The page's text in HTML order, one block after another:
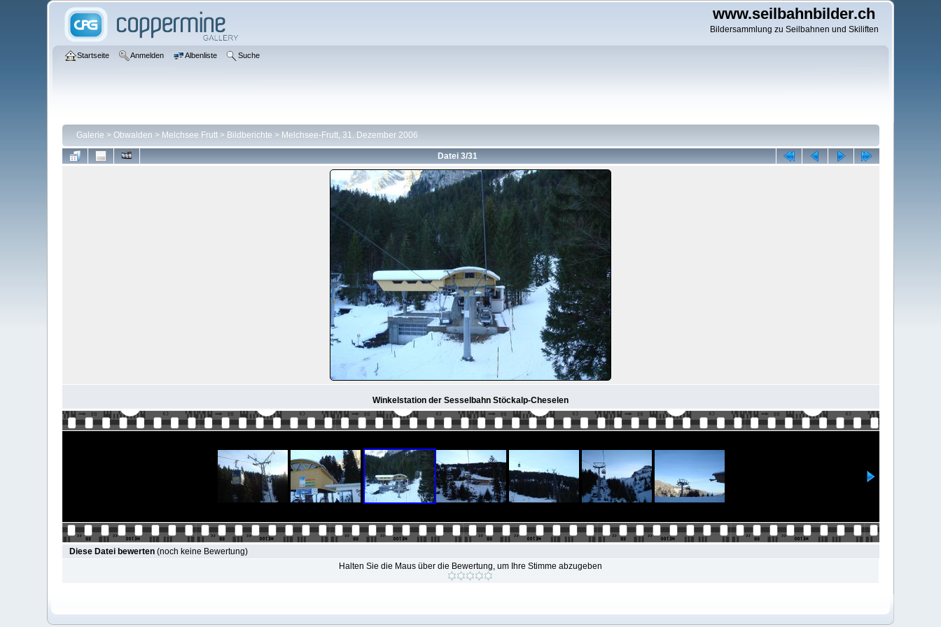
www.seilbahnbilder.ch
Bildersammlung zu Seilbahnen und Skiliften
Startseite Anmelden Albenliste Suche
Galerie > Obwalden > Melchsee Frutt> Bildberichte > Melchsee-Frutt, 31. Dezember 2006
Datei 3/31
Winkelstation der Sesselbahn Stöckalp-Cheselen
Diese Datei bewerten(noch keine Bewertung)
Halten Sie die Maus über die Bewertung, um Ihre Stimme abzugeben